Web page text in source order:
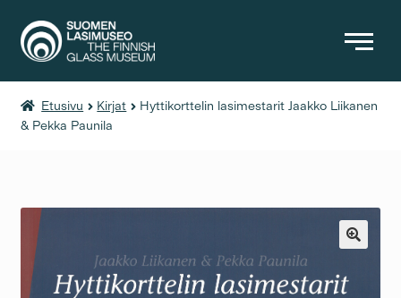
KIRJAT
Etusivu Kirjat
Hyttikorttelin lasimestarit Jaakko Liikanen
& Pekka Paunila